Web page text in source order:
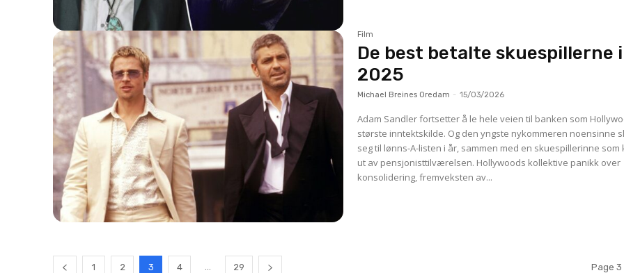
Film
De best betalte skuespillerne i
2025
Michael Breines Oredam - 15/03/2026
Adam Sandler fortsetter å le hele veien til banken som
største inntektskilde. Og den yngste nykommeren noensinne
seg til lønns-A-listen i år, sammen med en skuespillerinne som
ut av pensjonisttilværelsen. Hollywoods kollektive panikk over
konsolidering, fremveksten av...
1 2 3 4 29 Page